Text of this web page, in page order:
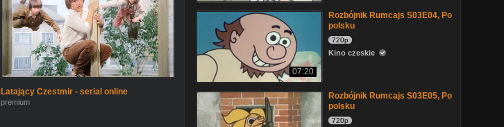
Latający Czestmir - serial online
premium
07:20
Rozbójnik Rumcajs S03E04, Po
polsku
720p
Kino czeskie
Rozbójnik Rumcajs S03E05, Po
polsku
720p